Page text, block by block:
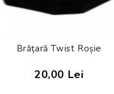
Brățară Twist Roșie
20,00 Lei